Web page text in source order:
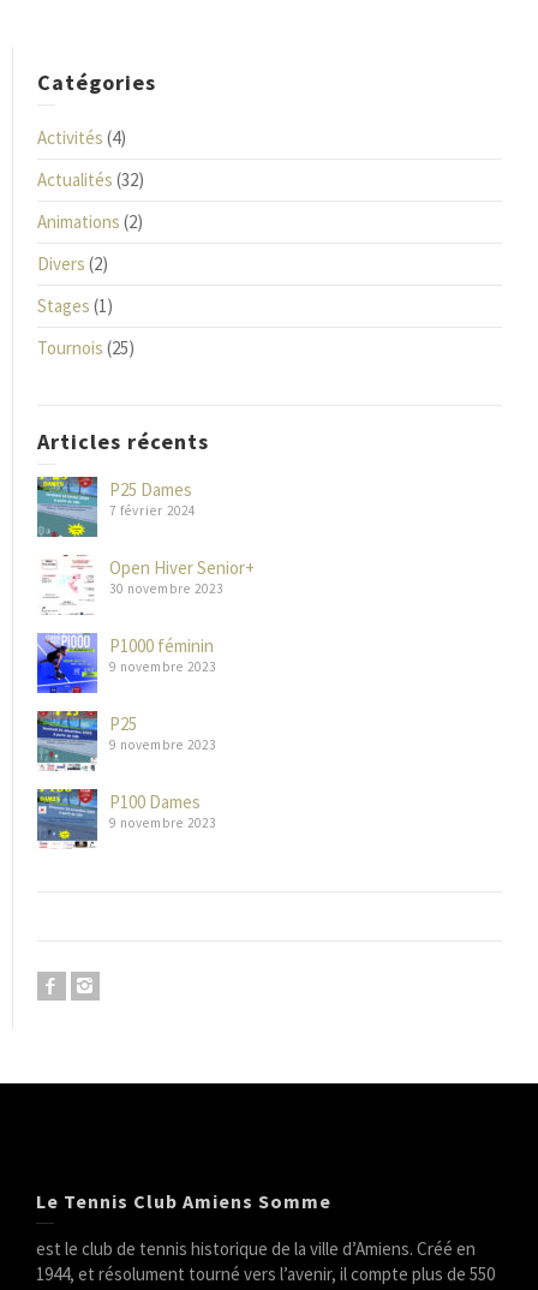
Catégories
Activités (4)
Actualités (32)
Animations (2)
Divers (2)
Stages (1)
Tournois (25)
Articles récents
P25 Dames
7 février 2024
Open Hiver Senior+
30 novembre 2023
P1000 féminin
9 novembre 2023
P25
9 novembre 2023
P100 Dames
9 novembre 2023
Le Tennis Club Amiens Somme
est le club de tennis historique de la ville d’Amiens. Créé en
1944, et résolument tourné vers l’avenir, il compte plus de 550